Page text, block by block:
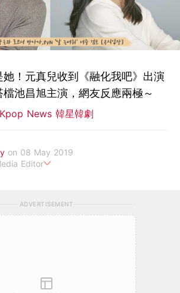
！元真兒收到《融化我吧》出演
池昌旭主演，網友反應兩極～
Kpop News 韓星韓劇
on 08 May 2019
Editor
ADVERTISEMENT